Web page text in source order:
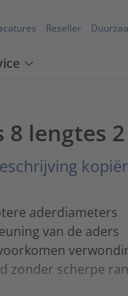
Reseller
8 lengtes
aderdiameters
van de aders
zonder scherpe